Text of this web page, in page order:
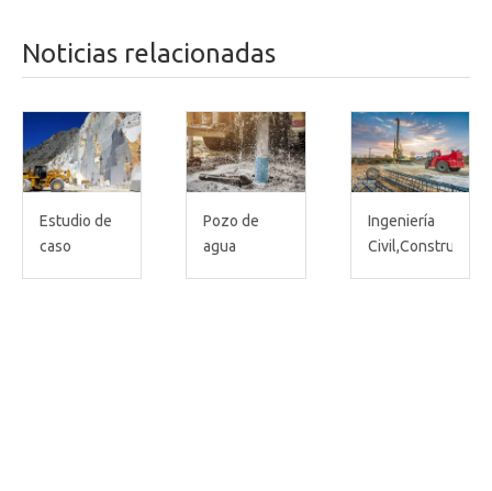
Noticias relacionadas
Estudio de
caso
Pozo de
agua
Ingeniería
Civil,Construcción